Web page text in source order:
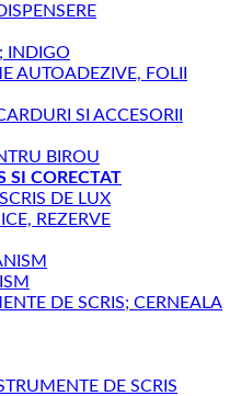
INDIGO
AUTOADEZIVE, FOLII
SI ACCESORII
BIROU
SI CORECTAT
DE LUX
REZERVE
DE SCRIS; CERNEALA
DE SCRIS